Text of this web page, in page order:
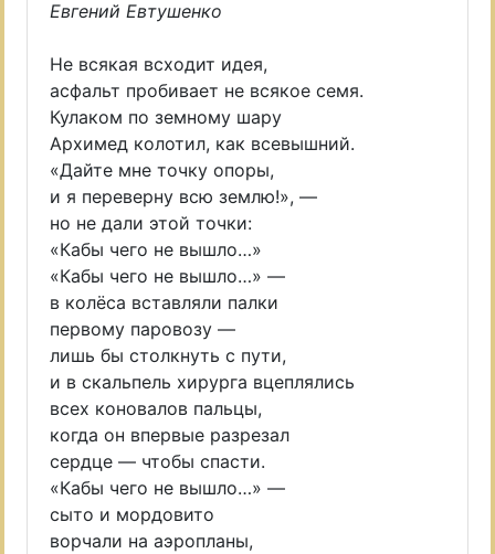
Евгений Евтушенко
Не всякая всходит идея,
асфальт пробивает не всякое семя.
Кулаком по земному шару
Архимед колотил, как всевышний.
«Дайте мне точку опоры,
и я переверну всю землю!», —
но не дали этой точки:
«Кабы чего не вышло…»
«Кабы чего не вышло…» —
в колёса вставляли палки
первому паровозу —
лишь бы столкнуть с пути,
и в скальпель хирурга вцеплялись
всех коновалов пальцы,
когда он впервые разрезал
сердце — чтобы спасти.
«Кабы чего не вышло…» —
сыто и мордовито
ворчали на аэропланы,